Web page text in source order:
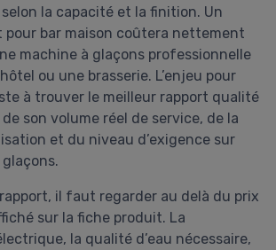
la capacité et la finition. Un
pour bar maison coûtera nettement
machine à glaçons professionnelle
ou une brasserie. L’enjeu pour
à trouver le meilleur rapport qualité
son volume réel de service, de la
et du niveau d’exigence sur
il faut regarder au delà du prix
sur la fiche produit. La
la qualité d’eau nécessaire,